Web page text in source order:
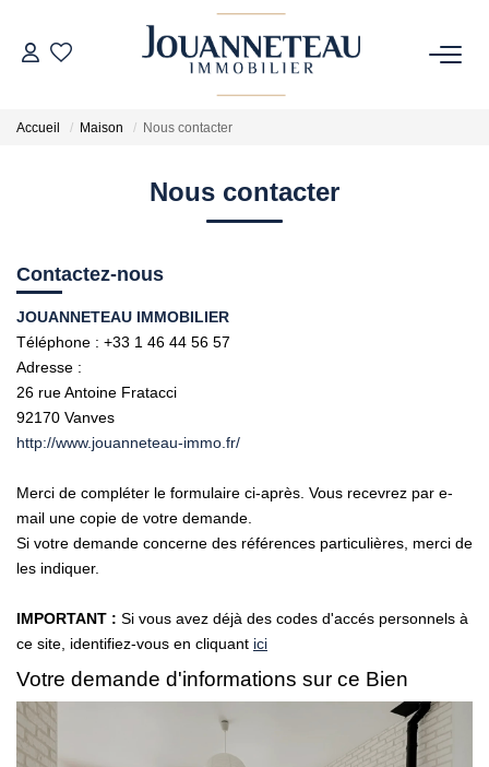
Estimation Sur Rendez-Vous
NOTRE HISTOIRE
Accueil Maison Nous contacter
Nous contacter
Contactez-nous
JOUANNETEAU IMMOBILIER
Téléphone : +33 1 46 44 56 57
Adresse :
26 rue Antoine Fratacci
92170 Vanves
http://www.jouanneteau-immo.fr/
Merci de compléter le formulaire ci-après. Vous recevrez par e-
mail une copie de votre demande.
Si votre demande concerne des références particulières, merci de
les indiquer.
IMPORTANT : Si vous avez déjà des codes d'accés personnels à
ce site, identifiez-vous en cliquant ici
Votre demande d'informations sur ce Bien